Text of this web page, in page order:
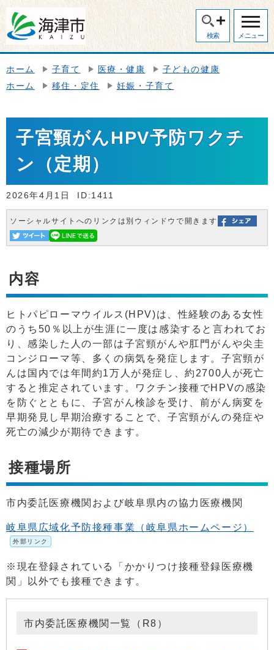
検索 メニュー
ホーム 子育て 医療・健康
子どもの健康
ホーム
移住・定住 妊娠・子育て
子宮頸がんHPV予防ワクチ
ン（定期）
2026年4月1日 ID:1411
ソーシャルサイトへのリンクは別ウィンドウで開きます
内容
ヒトパピローマウイルス(HPV)は、性経験のある女性
のうち50％以上が生涯に一度は感染すると言われてお
り、感染した人の一部は子宮頸がんや肛門がんや尖圭
コンジローマ等、多くの病気を発症します。子宮頸が
んは国内では年間約1万人が発症し、約2700人が死亡
すると推定されています。ワクチン接種でHPVの感染
を防ぐとともに、子宮がん検診を受け、前がん病変を
早期発見し早期治療することで、子宮頸がんの発症や
死亡の減少が期待できます。
接種場所
市内委託医療機関および岐阜県内の協力医療機関
岐阜県広域化予防接種事業（岐阜県ホームページ）
外部リンク
※現在登録されている「かかりつけ接種登録医療機
関」以外でも接種できます。
市内委託医療機関一覧（R8）